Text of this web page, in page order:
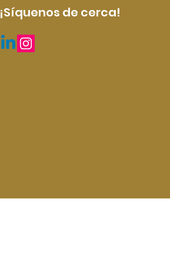
¡Síquenos de cerca!